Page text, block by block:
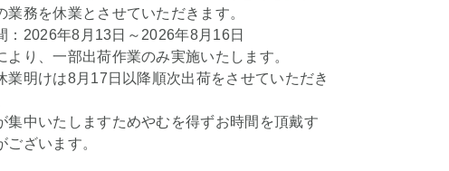
業務を休業とさせていただきます。
：2026年8月13日～2026年8月16日
り、一部出荷作業のみ実施いたします。
業明けは8月17日以降順次出荷をさせていただき
集中いたしますためやむを得ずお時間を頂戴す
ございます。